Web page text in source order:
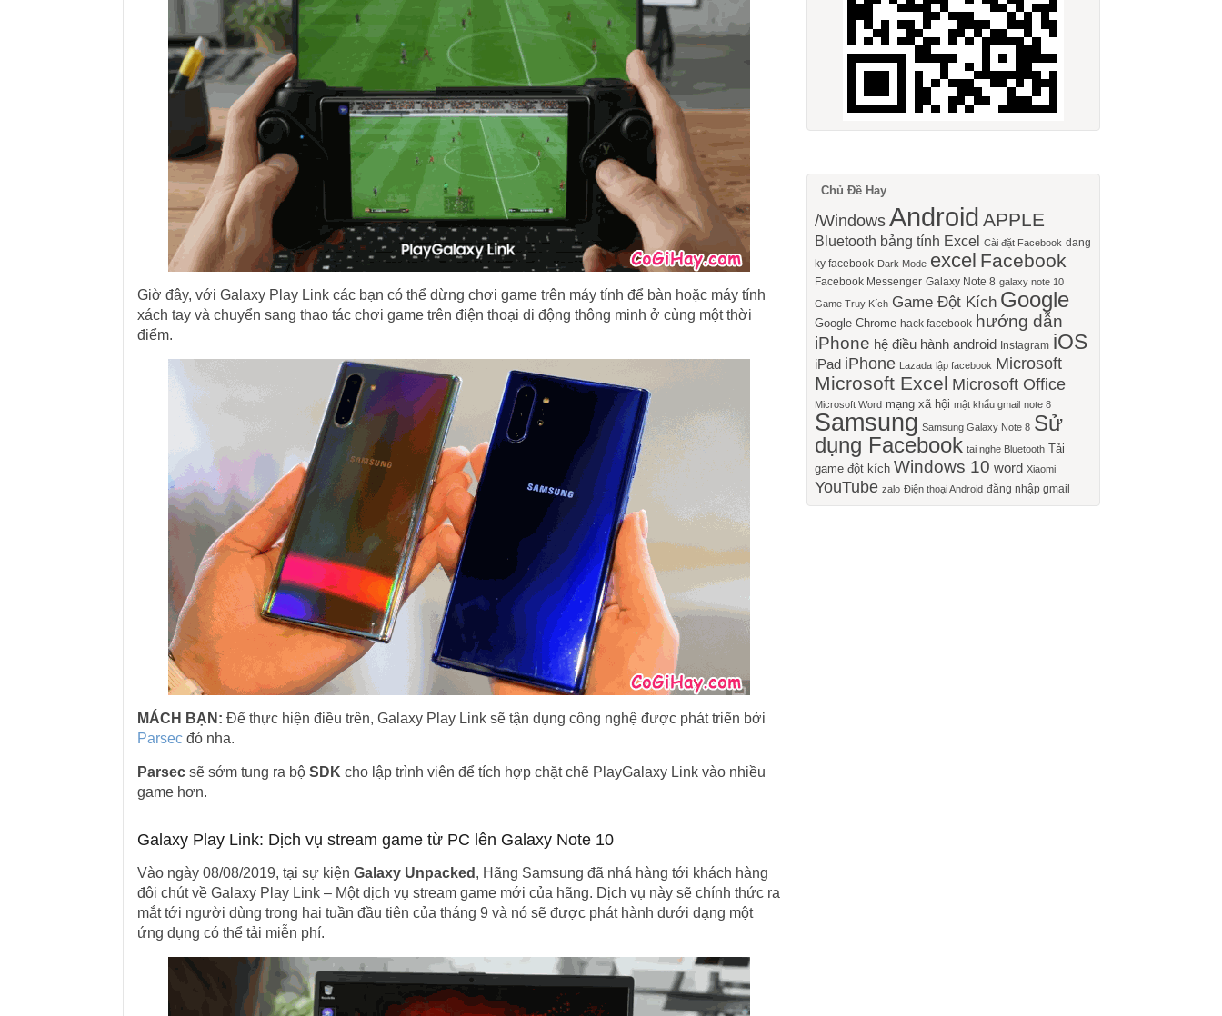
Giờ đây, với Galaxy Play Link các bạn có thể dừng chơi game trên máy tính để bàn hoặc máy tính
xách tay và chuyển sang thao tác chơi game trên điện thoại di động thông minh ở cùng một thời
điểm.
MÁCH BẠN: Để thực hiện điều trên, Galaxy Play Link sẽ tận dụng công nghệ được phát triển bởi
Parsec đó nha.
Parsecsẽ sớm tung ra bộ SDK cho lập trình viên để tích hợp chặt chẽ PlayGalaxy Link vào nhiều
game hơn.
Galaxy Play Link: Dịch vụ stream game từ PC lên Galaxy Note 10
Vào ngày 08/08/2019, tại sự kiện Galaxy Unpacked , Hãng Samsung đã nhá hàng tới khách hàng
đôi chút về Galaxy Play Link – Một dịch vụ stream game mới của hãng. Dịch vụ này sẽ chính thức ra
mắt tới người dùng trong hai tuần đầu tiên của tháng 9 và nó sẽ được phát hành dưới dạng một
ứng dụng có thể tải miễn phí.
Chủ Đề Hay
/Windows Android APPLE
Bluetooth bảng tính Excel Cài đặt Facebook dang
ky facebook Dark Mode excel Facebook
Facebook Messenger Galaxy Note 8 galaxy note 10
Game Truy Kích Game Đột Kích Google
Google Chrome hack facebook hướng dẫn
iPhone hệ điều hành android Instagram iOS
iPad iPhone Lazada lập facebook Microsoft
Microsoft Excel Microsoft Office
Microsoft Word mạng xã hội mật khẩu gmail note 8
Samsung Samsung Galaxy Note 8 Sử
dụng Facebook tai nghe Bluetooth Tải
game đột kích Windows 10 word Xiaomi
YouTube zalo Điện thoại Android đăng nhập gmail